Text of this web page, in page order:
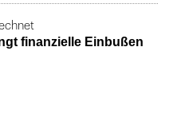
finanzielle Einbußen